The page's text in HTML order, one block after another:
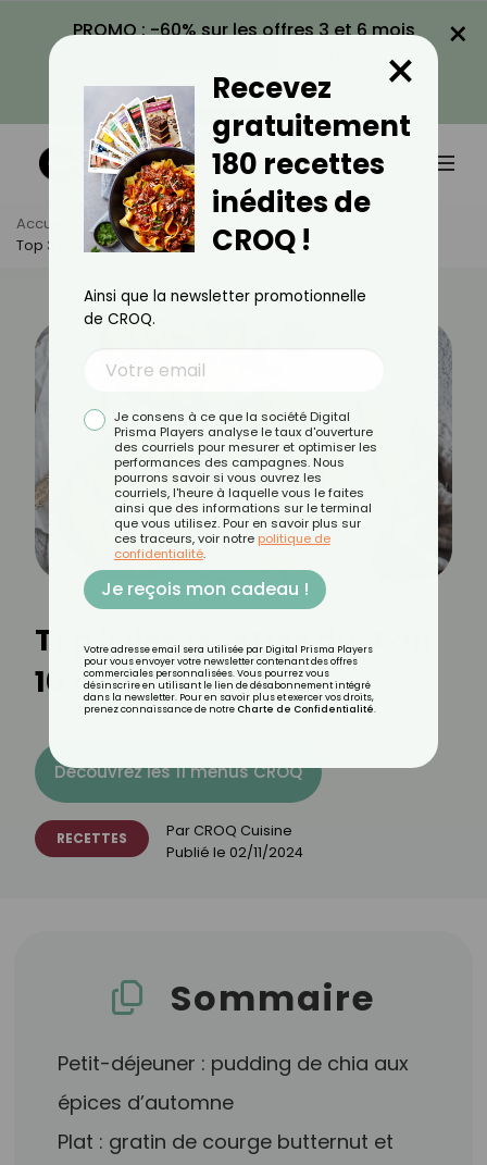
PROMO : -60% sur les offres 3 et 6 mois
VOIR LA PROMO
×
Accueil Actus
Recettes
Top 3 Des Recettes Du 4 Au 10 Novembre 2024
Top 3 des recettes du 4 au
10 novembre 2024
Découvrez les 11 menus CROQ
RECETTES Par CROQ Cuisine
Publié le 02/11/2024
Sommaire
Petit-déjeuner : pudding de chia aux
épices d’automne
Plat : gratin de courge butternut et
Recevez
gratuitement
180 recettes
inédites de
CROQ !
×
Ainsi que la newsletter promotionnelle
de CROQ.
Je consens à ce que la société Digital
Prisma Players analyse le taux d'ouverture
des courriels pour mesurer et optimiser les
performances des campagnes. Nous
pourrons savoir si vous ouvrez les
courriels, l'heure à laquelle vous le faites
ainsi que des informations sur le terminal
que vous utilisez. Pour en savoir plus sur
ces traceurs, voir notre politique de
confidentialité.
Je reçois mon cadeau !
Votre adresse email sera utilisée par Digital Prisma Players
pour vous envoyer votre newsletter contenant des offres
commerciales personnalisées. Vous pourrez vous
désinscrire en utilisant le lien de désabonnement intégré
dans la newsletter. Pour en savoir plus et exercer vos droits,
prenez connaissance de notre Charte de Confidentialité.